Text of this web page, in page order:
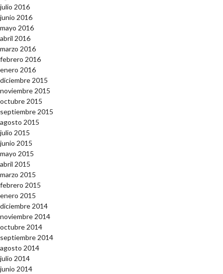
julio 2016
junio 2016
mayo 2016
abril 2016
marzo 2016
febrero 2016
enero 2016
diciembre 2015
noviembre 2015
octubre 2015
septiembre 2015
agosto 2015
julio 2015
junio 2015
mayo 2015
abril 2015
marzo 2015
febrero 2015
enero 2015
diciembre 2014
noviembre 2014
octubre 2014
septiembre 2014
agosto 2014
julio 2014
junio 2014